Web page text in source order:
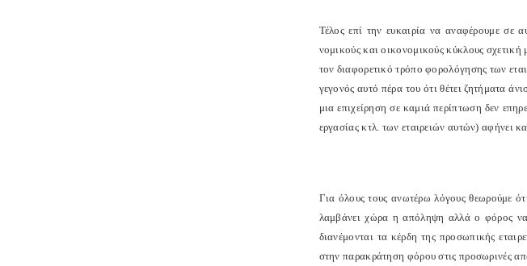
Τέλος επί την ευκαιρία να αναφέρουμε σε
νομικούς και οικονομικούς κύκλους
τον διαφορετικό τρόπο φορολόγησης των
γεγονός αυτό πέρα του ότι θέτει ζητήματα
μια επιχείρηση σε καμιά περίπτωση δεν
εργασίας κτλ. των εταιρειών αυτών) αφήνει
Για όλους τους ανωτέρω λόγους θεωρούμε
λαμβάνει χώρα η απόληψη αλλά ο φόρος να
διανέμονται τα κέρδη της προσωπικής
στην παρακράτηση φόρου στις προσωρινές